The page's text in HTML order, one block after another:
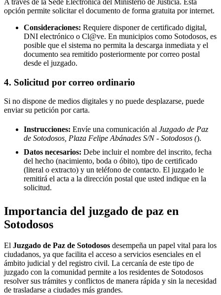
A través de la Sede Electrónica del Ministerio de Justicia. Esta
opción permite solicitar el documento de forma gratuita por internet.
Consideraciones: Requiere disponer de certificado digital,
DNI electrónico o Cl@ve. En municipios como Sotodosos, es
posible que el sistema no permita la descarga inmediata y el
documento sea remitido posteriormente por correo postal
desde el juzgado.
4. Solicitud por correo ordinario
Si no dispone de medios digitales y no puede desplazarse, puede
enviar su petición por carta.
Instrucciones: Envíe una comunicación al Juzgado de Paz
de Sotodosos, Plaza Felipe Abánades S/N - Sotodosos ().
Datos necesarios: Debe incluir el nombre del inscrito, fecha
del hecho (nacimiento, boda o óbito), tipo de certificado
(literal o extracto) y un teléfono de contacto. El juzgado le
remitirá el acta a la dirección postal que usted indique en la
solicitud.
Importancia del juzgado de paz en
Sotodosos
El Juzgado de Paz de Sotodosos desempeña un papel vital para los
ciudadanos, ya que facilita el acceso a servicios esenciales en el
ámbito judicial y del registro civil. La cercanía de este tipo de
juzgado con la comunidad permite a los residentes de Sotodosos
resolver sus trámites y conflictos de manera rápida y sin la necesidad
de trasladarse a ciudades más grandes.